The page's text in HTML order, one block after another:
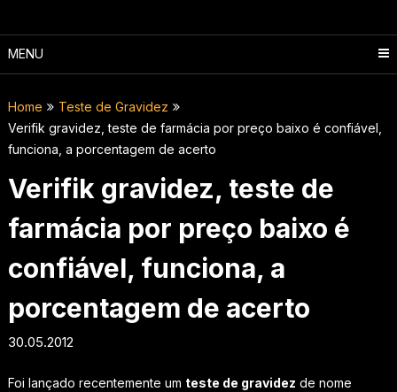
MENU
Home
Teste de Gravidez
Verifik gravidez, teste de farmácia por preço baixo é confiável,
funciona, a porcentagem de acerto
Verifik gravidez, teste de
farmácia por preço baixo é
confiável, funciona, a
porcentagem de acerto
30.05.2012
Foi lançado recentemente um teste de gravidez de nome